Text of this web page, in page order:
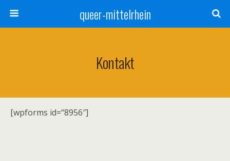
queer-mittelrhein
Kontakt
[wpforms id=“8956″]